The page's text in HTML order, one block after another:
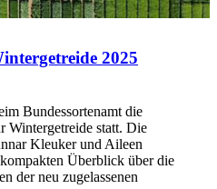
2025
Bundessortenamt die
Wintergetreide statt. Die
Kleuker und Aileen
Überblick über die
der neu zugelassenen